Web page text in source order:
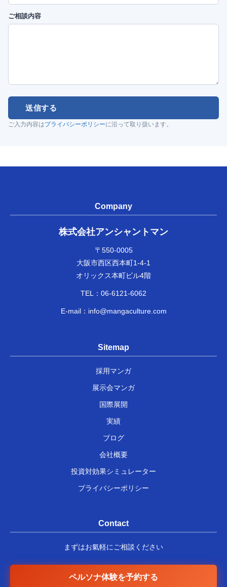
ご相談内容
送信する
ご入力内容はプライバシーポリシーに沿って取り扱います。
Company
株式会社アンシャントマン
〒550-0005
大阪市西区西本町1-4-1
オリックス本町ビル4階
TEL： 06-6121-6062
E-mail： info@mangaculture.com
Sitemap
採用マンガ
展示会マンガ
国際展開
実績
ブログ
会社概要
投資対効果シミュレーター
プライバシーポリシー
Contact
まずはお氣軽にご相談ください
ペルソナ体験を予約する